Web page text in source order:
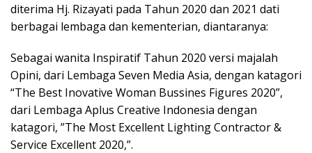
diterima Hj. Rizayati pada Tahun 2020 dan 2021 dati
berbagai lembaga dan kementerian, diantaranya:
Sebagai wanita Inspiratif Tahun 2020 versi majalah
Opini, dari Lembaga Seven Media Asia, dengan katagori
“The Best Inovative Woman Bussines Figures 2020”,
dari Lembaga Aplus Creative Indonesia dengan
katagori, ”The Most Excellent Lighting Contractor &
Service Excellent 2020,”.